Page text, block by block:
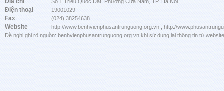
Địa chỉ Số 1 Triệu Quốc Đạt, Phường Cửa Nam, TP. Hà Nội
Điện thoại 19001029
Fax (024) 38254638
Website
http://www.benhvienphusantrunguong.org.vn ; http://
Đề nghị ghi rõ nguồn: benhvienphusantrunguong.org.vn khi sử dụng lại thông tin từ